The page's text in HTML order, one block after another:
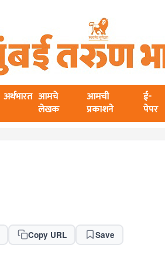
अर्थभारत आमचे
लेखक
आमची
प्रकाशने
ई-
पेपर
Copy URL Save